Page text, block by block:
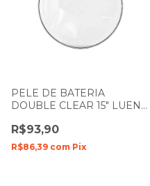
PELE DE BATERIA
DOUBLE CLEAR 15" LUEN
DUPLO
R$93,90
R$86,39 com Pix